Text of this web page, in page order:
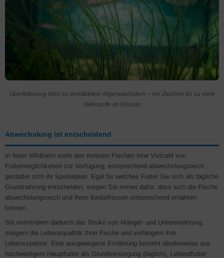
Überfütterung führt zu verstärktem Algenwachstum – ein Zeichen für zu viele
Nährstoffe im Wasser
Abwechslung ist entscheidend
In freier Wildbahn steht den meisten Fischen eine Vielzahl von
Futtermöglichkeiten zur Verfügung; entsprechend abwechslungsreich
gestaltet sich ihr Speiseplan. Egal für welches Futter Sie sich als tägliche
Grundnahrung entscheiden, sorgen Sie immer dafür, dass sich die Fische
abwechslungsreich und ihren Bedürfnissen entsprechend ernähren
können.
Sie vermindern dadurch das Risiko von Mangel- und Unterernährung,
steigern die Lebensqualität Ihrer Fische und verlängern ihre
Lebensspanne. Eine ausgewogene Ernährung besteht idealerweise aus
hochwertigem Hauptfutter als Grundversorgung (täglich), Lebendfutter